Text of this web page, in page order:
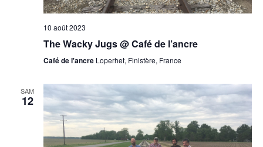
10 août 2023
The Wacky Jugs @ Café de l’ancre
Café de l'ancre Loperhet, Finistère, France
SAM
12